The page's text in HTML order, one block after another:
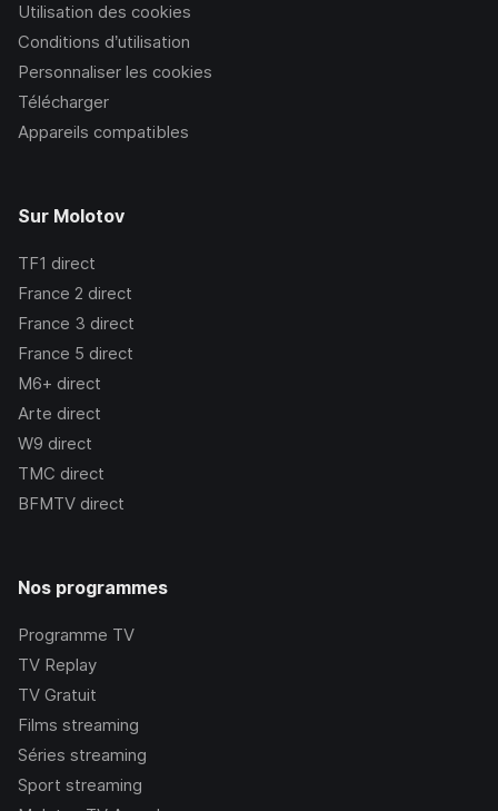
Utilisation des cookies
Conditions d’utilisation
Personnaliser les cookies
Télécharger
Appareils compatibles
Sur Molotov
TF1 direct
France 2 direct
France 3 direct
France 5 direct
M6+ direct
Arte direct
W9 direct
TMC direct
BFMTV direct
Nos programmes
Programme TV
TV Replay
TV Gratuit
Films streaming
Séries streaming
Sport streaming